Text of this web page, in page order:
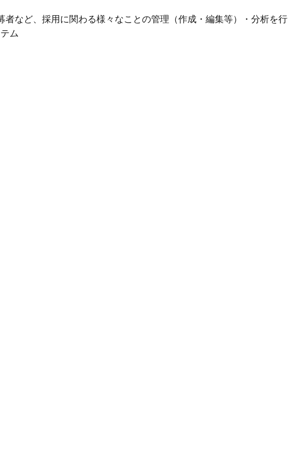
など、採用に関わる様々なことの管理（作成・編集等）・分析を行
ム